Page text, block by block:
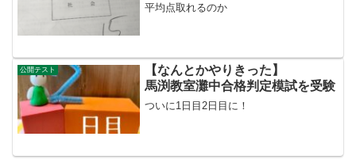
平均点取れるのか
公開テスト
【なんとかやりきった】
馬渕教室灘中合格判定模試を受験
ついに1日目2日目に！